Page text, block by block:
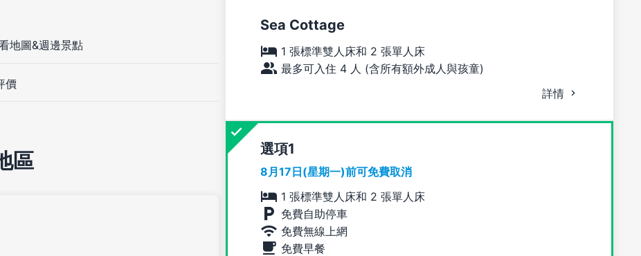
地圖&週邊景點
價
Sea Cottage
1 張標準雙人床和 2 張單人床
最多可入住 4 人 (含所有額外成人與孩童)
詳情
選項
8月17日(星期一)前可免費取消
1 張標準雙人床和 2 張單人床
免費自助停車
免費無線上網
免費早餐
區